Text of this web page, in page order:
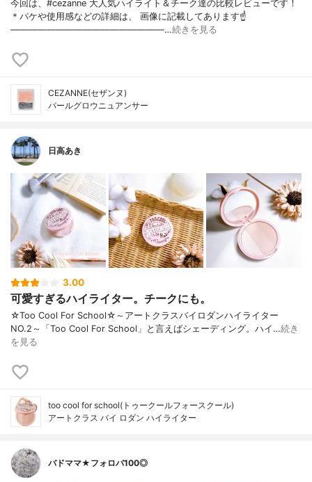
今回は、#cezanne 大人気ハイライト＆チーク達の比較レビューです！
＊パケや使用感などの詳細は、 画像に記載してあります☝
—————————————————…続きを見る
CEZANNE(セザンヌ)
パールグロウニュアンサー
日高あき
3.00
可愛すぎるハイライター。チークにも。
☆Too Cool For School☆～アートクラスバイロダンハイライター
NO.2～「Too Cool For School」と言えばシェーディング。ハイ…続き
を見る
too cool for school(トゥークールフォースクール)
アートクラス バイ ロダン ハイライター
バドママ★フォロバ100◎